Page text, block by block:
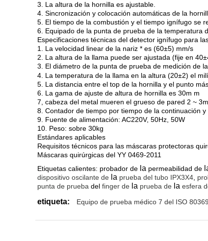
3. La altura de la hornilla es ajustable.
4. Sincronización y colocación automáticas de la
5. El tiempo de la combustión y el tiempo ignífugo se
6. Equipado de la punta de prueba de la temperatura
Especificaciones técnicas del detector ignífugo para
1. La velocidad linear de la nariz * es (60±5) mm/s
2. La altura de la llama puede ser ajustada (fije en
3. El diámetro de la punta de prueba de medición de
4. La temperatura de la llama en la altura (20±2) el
5. La distancia entre el top de la hornilla y el punto
6. La gama de ajuste de altura de hornilla es 30m m
7, cabeza del metal mueren el grueso de pared 2 ~
8. Contador de tiempo por tiempo de la continuación
9. Fuente de alimentación: AC220V, 50Hz, 50W
10. Peso: sobre 30kg
Estándares aplicables
Requisitos técnicos para las máscaras protectoras
Máscaras quirúrgicas del YY 0469-2011
Etiquetas calientes: probador de la permeabilidad de
dispositivo oscilante de la prueba del tubo IPX3X4
punta de prueba del finger de la prueba de la esfera
etiqueta: Equipo de prueba médico 7 del ISO 80369